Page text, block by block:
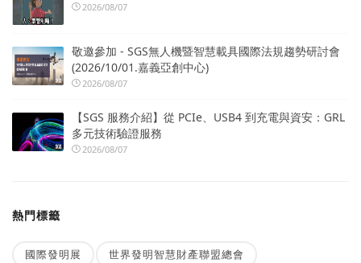
2026/08/07
敬邀參加 - SGS無人機暨智慧載具國際法規趨勢研討會
(2026/10/01.嘉義亞創中心)
2026/08/07
【SGS 服務介紹】從 PCIe、USB4 到充電與資安：GRL
多元技術驗證服務
2026/08/07
熱門標籤
國際發明展 世界發明智慧財產聯盟總會